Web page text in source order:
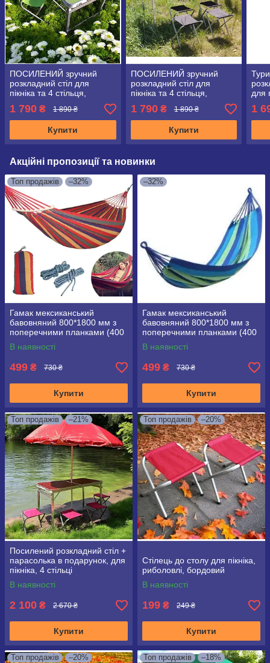
ПОСИЛЕНИЙ зручний
розкладний стіл для
пікніка та 4 стільця,
1 790 ₴ 1 890 ₴
Купити
ПОСИЛЕНИЙ зручний
розкладний стіл для
пікніка та 4 стільця,
1 790₴ 1 890 ₴
Купити
для
1
Акційні пропозиції та новинки
Топ продажів –32%
Гамак мексиканський
бавовняний 800*1800 мм з
поперечними планками (400
мм) у чохлі
В наявності
499 ₴ 730 ₴
Купити
–32%
Гамак мексиканський
бавовняний 800*1800 мм з
поперечними планками (400
мм) у чохлі, синій
В наявності
499 ₴ 730 ₴
Купити
Топ продажів –21%
Посилений розкладний стіл +
парасолька в подарунок, для
пікніка, 4 стільці
В наявності
2 100 ₴ 2 670 ₴
Купити
Топ продажів –20%
Стілець до столу для пікніка,
риболовлі, бордовий
В наявності
199 ₴ 249 ₴
Купити
Топ продажів –20% Топ продажів –18%